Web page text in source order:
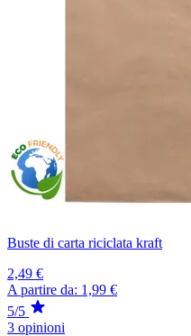
Buste di carta riciclata kraft
2,49 €
A partire da: 1,99 €
5/5
3 opinioni